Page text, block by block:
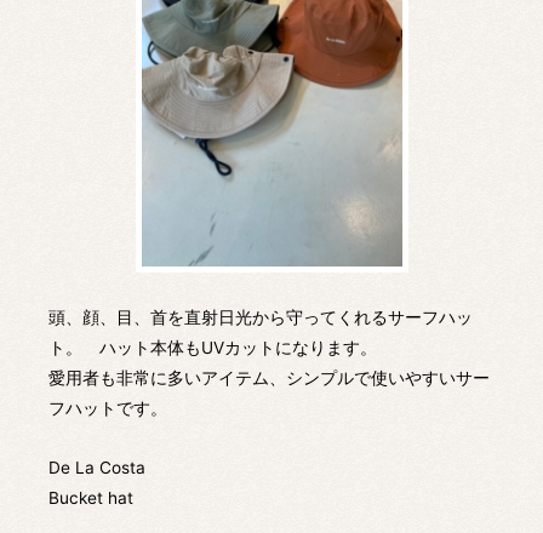
頭、顔、目、首を直射日光から守ってくれるサーフハッ
ト。 ハット本体もUVカットになります。
愛用者も非常に多いアイテム、シンプルで使いやすいサー
フハットです。
De La Costa
Bucket hat